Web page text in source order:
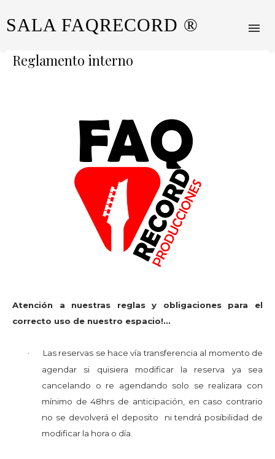
SALA FAQRECORD ®
Reglamento interno
Atención a nuestras reglas y obligaciones para el
correcto uso de nuestro espacio!...
·
Las reservas se hace vía transferencia al momento de
agendar si quisiera modificar la reserva ya sea
cancelando o re agendando solo se realizara con
mínimo de 48hrs de anticipación, en caso contrario
no se devolverá el deposito ni tendrá posibilidad de
modificar la hora o día.